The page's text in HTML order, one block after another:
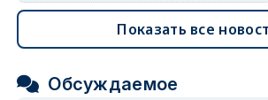
Показать все
Обсуждаемое